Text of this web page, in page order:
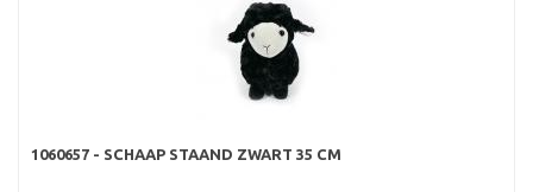
1060657 - SCHAAP STAAND ZWART 35 CM